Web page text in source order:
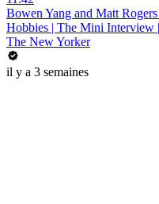
Bowen Yang and Matt
Hobbies | The Mini Interview
The New Yorker
il y a 3 semaines